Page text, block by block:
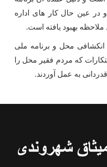
در عین حال
کار های اداره
بهبود یافته است.
محل و برنامه ملی
که مردم فقیر محل را
به عمل آوردند.